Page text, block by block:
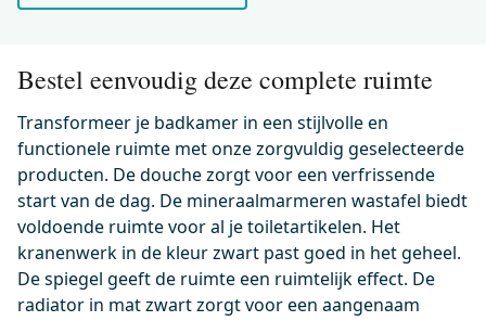
Afvoerplug Afsluitbaar Zwart
0,-
91101500
Ruimtebesparend Sifon Wit
Rond
Dinsdag in huis
0,-
Bestel eenvoudig deze complete ruimte
Transformeer je badkamer in een stijlvolle en
functionele ruimte met onze zorgvuldig geselecteerde
producten. De douche zorgt voor een verfrissende
start van de dag. De mineraalmarmeren wastafel biedt
voldoende ruimte voor al je toiletartikelen. Het
kranenwerk in de kleur zwart past goed in het geheel.
De spiegel geeft de ruimte een ruimtelijk effect. De
radiator in mat zwart zorgt voor een aangenaam